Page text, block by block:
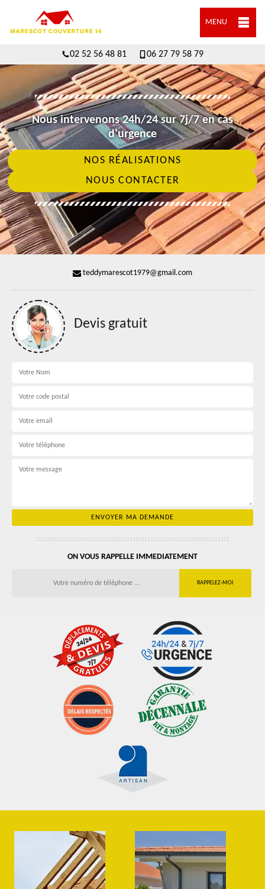
MENU
02 52 56 48 81 06 27 79 58 79
Nous intervenons 24h/24 sur 7j/7 en cas
d'urgence
NOS RÉALISATIONS
NOUS CONTACTER
teddymarescot1979@gmail.com
Devis gratuit
ON VOUS RAPPELLE IMMEDIATEMENT